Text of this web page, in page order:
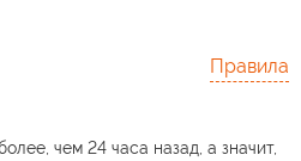
Правила
чем 24 часа назад, а значит,